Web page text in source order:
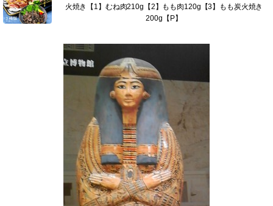
火焼き【1】むね肉210g【2】もも肉120g【3】もも炭火焼き
200g【P】